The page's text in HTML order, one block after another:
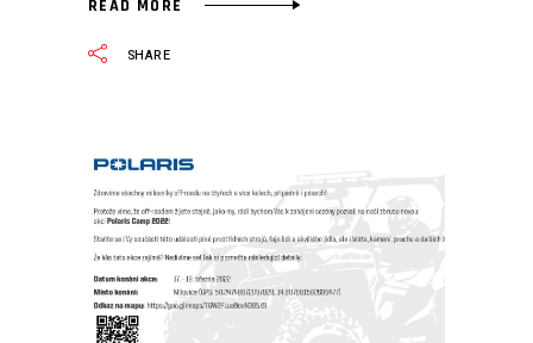
READ MORE
SHARE